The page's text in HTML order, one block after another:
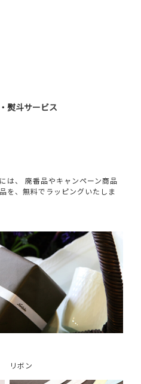
熨斗サービス
は、 廃番品やキャンペーン商品
を、無料でラッピングいたしま
リボン